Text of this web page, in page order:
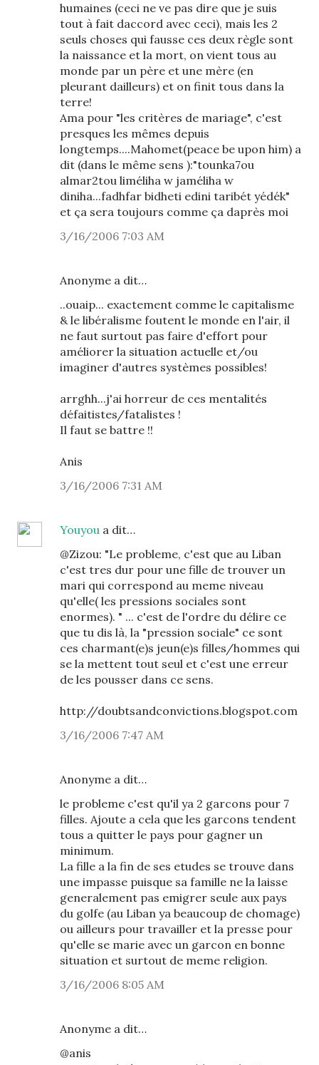
humaines (ceci ne ve pas dire que je suis
tout à fait daccord avec ceci), mais les 2
seuls choses qui fausse ces deux règle sont
la naissance et la mort, on vient tous au
monde par un père et une mère (en
pleurant dailleurs) et on finit tous dans la
terre!
Ama pour "les critères de mariage", c'est
presques les mêmes depuis
longtemps....Mahomet(peace be upon him) a
dit (dans le même sens ):"tounka7ou
almar2tou liméliha w jaméliha w
diniha...fadhfar bidheti edini taribét yédék"
et ça sera toujours comme ça daprès moi
3/16/2006 7:03 AM
Anonyme a dit…
..ouaip... exactement comme le capitalisme
& le libéralisme foutent le monde en l'air, il
ne faut surtout pas faire d'effort pour
améliorer la situation actuelle et/ou
imaginer d'autres systèmes possibles!
arrghh...j'ai horreur de ces mentalités
défaitistes/fatalistes !
Il faut se battre !!
Anis
3/16/2006 7:31 AM
Youyou a dit…
@Zizou: "Le probleme, c'est que au Liban
c'est tres dur pour une fille de trouver un
mari qui correspond au meme niveau
qu'elle( les pressions sociales sont
enormes). " ... c'est de l'ordre du délire ce
que tu dis là, la "pression sociale" ce sont
ces charmant(e)s jeun(e)s filles/hommes qui
se la mettent tout seul et c'est une erreur
de les pousser dans ce sens.
http://doubtsandconvictions.blogspot.com
3/16/2006 7:47 AM
Anonyme a dit…
le probleme c'est qu'il ya 2 garcons pour 7
filles. Ajoute a cela que les garcons tendent
tous a quitter le pays pour gagner un
minimum.
La fille a la fin de ses etudes se trouve dans
une impasse puisque sa famille ne la laisse
generalement pas emigrer seule aux pays
du golfe (au Liban ya beaucoup de chomage)
ou ailleurs pour travailler et la presse pour
qu'elle se marie avec un garcon en bonne
situation et surtout de meme religion.
3/16/2006 8:05 AM
Anonyme a dit…
@anis